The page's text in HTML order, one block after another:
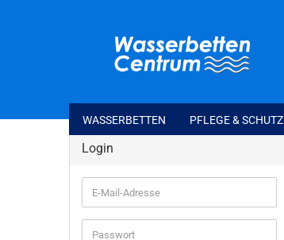
WASSERBETTEN PFLEGE & SCHUTZ
Login
E-
Mail-
Adresse
Passwort